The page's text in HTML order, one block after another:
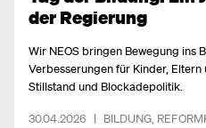
der Regierung
Wir NEOS bringen Bewegung ins
Verbesserungen für Kinder,
Stillstand und Blockadepolitik.
30.04.2026 | BILDUNG